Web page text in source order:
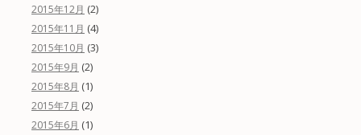
2015年12月 (2)
2015年11月 (4)
2015年10月 (3)
2015年9月 (2)
2015年8月 (1)
2015年7月 (2)
2015年6月 (1)